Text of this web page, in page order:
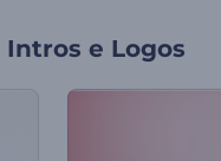
Intros e Logos